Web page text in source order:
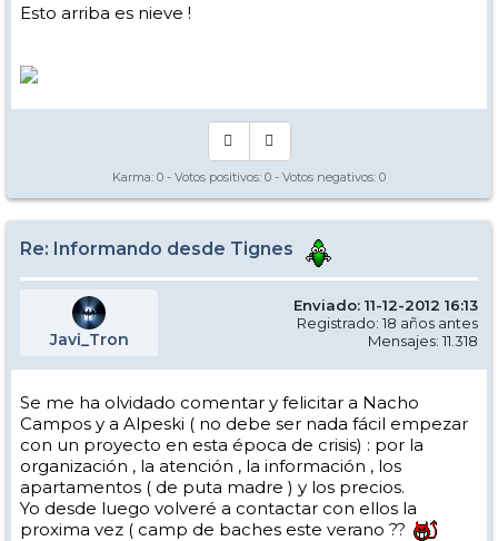
Esto arriba es nieve !
Karma: 0 - Votos positivos: 0 - Votos negativos: 0
Re: Informando desde Tignes
Javi_Tron
Enviado: 11-12-2012 16:13
Registrado: 18 años antes
Mensajes: 11.318
Se me ha olvidado comentar y felicitar a Nacho
Campos y a Alpeski ( no debe ser nada fácil empezar
con un proyecto en esta época de crisis) : por la
organización , la atención , la información , los
apartamentos ( de puta madre ) y los precios.
Yo desde luego volveré a contactar con ellos la
proxima vez ( camp de baches este verano ??